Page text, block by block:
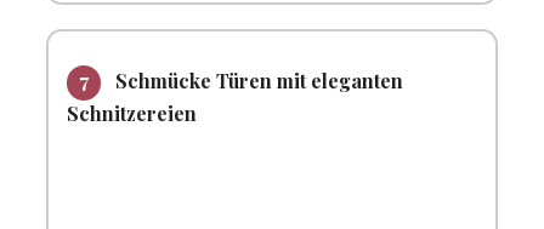
Schmücke Türen mit eleganten
Schnitzereien